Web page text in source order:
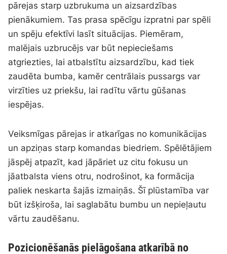
pārejas starp uzbrukuma un aizsardzības
pienākumiem. Tas prasa spēcīgu izpratni par spēli
un spēju efektīvi lasīt situācijas. Piemēram,
malējais uzbrucējs var būt nepieciešams
atgriezties, lai atbalstītu aizsardzību, kad tiek
zaudēta bumba, kamēr centrālais pussargs var
virzīties uz priekšu, lai radītu vārtu gūšanas
iespējas.
Veiksmīgas pārejas ir atkarīgas no komunikācijas
un apziņas starp komandas biedriem. Spēlētājiem
jāspēj atpazīt, kad jāpāriet uz citu fokusu un
jāatbalsta viens otru, nodrošinot, ka formācija
paliek neskarta šajās izmaiņās. Šī plūstamība var
būt izšķiroša, lai saglabātu bumbu un nepieļautu
vārtu zaudēšanu.
Pozicionēšanās pielāgošana atkarībā no